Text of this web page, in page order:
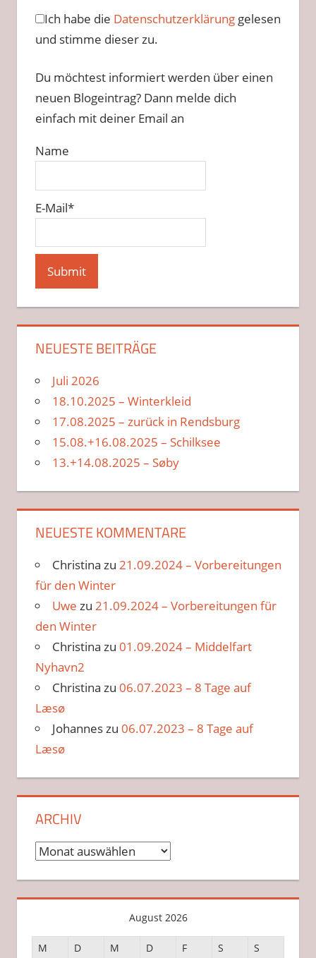
Ich habe die Datenschutzerklärunggelesen
und stimme dieser zu.
Du möchtest informiert werden über einen
neuen Blogeintrag? Dann melde dich
einfach mit deiner Email an
Name
E-Mail*
NEUESTE BEITRÄGE
Juli 2026
18.10.2025 – Winterkleid
17.08.2025 – zurück in Rendsburg
15.08.+16.08.2025 – Schilksee
13.+14.08.2025 – Søby
NEUESTE KOMMENTARE
Christina zu 21.09.2024 – Vorbereitungen
für den Winter
Uwe zu 21.09.2024 – Vorbereitungen für
den Winter
Christina zu 01.09.2024 – Middelfart
Nyhavn2
Christina zu 06.07.2023 – 8 Tage auf
Læsø
Johanneszu 06.07.2023 – 8 Tage auf
Læsø
ARCHIV
Archiv
August 2026
M D M D F S S